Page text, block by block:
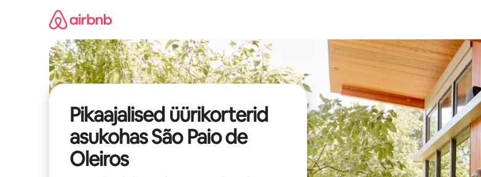
Pikaajalised üürikorterid
asukohas São Paio de
Oleiros